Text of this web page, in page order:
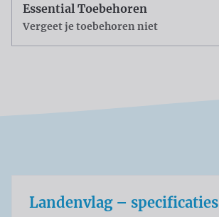
Essential Toebehoren
Vergeet je toebehoren niet
Landenvlag – specificaties